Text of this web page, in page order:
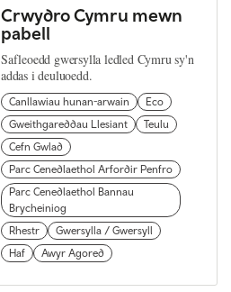
Crwydro Cymru mewn
pabell
Safleoedd gwersylla ledled Cymru sy'n
addas i deuluoedd.
Canllawiau hunan-arwain
Eco
Gweithgareddau Llesiant
Teulu
Cefn Gwlad
Parc Cenedlaethol Arfordir Penfro
Parc Cenedlaethol Bannau
Brycheiniog
Rhestr
Gwersylla / Gwersyll
Haf
Awyr Agored